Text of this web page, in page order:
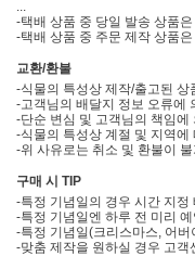
-택배 상품 중 당일 발송 상품
-택배 상품 중 주문 제작 상품
교환/환불
-식물의 특성상 제작/출고된 상
-고객님의 배달지 정보 오류에
-단순 변심 및 고객님의 책임에
-식물의 특성상 계절 및 지역에
-위 사유로는 취소 및 환불이 불
구매 시 TIP
-특정 기념일의 경우 시간 지정
-특정 기념일엔 하루 전 미리
-특정 기념일(크리스마스, 어
-맞춤 제작을 원하실 경우 고객